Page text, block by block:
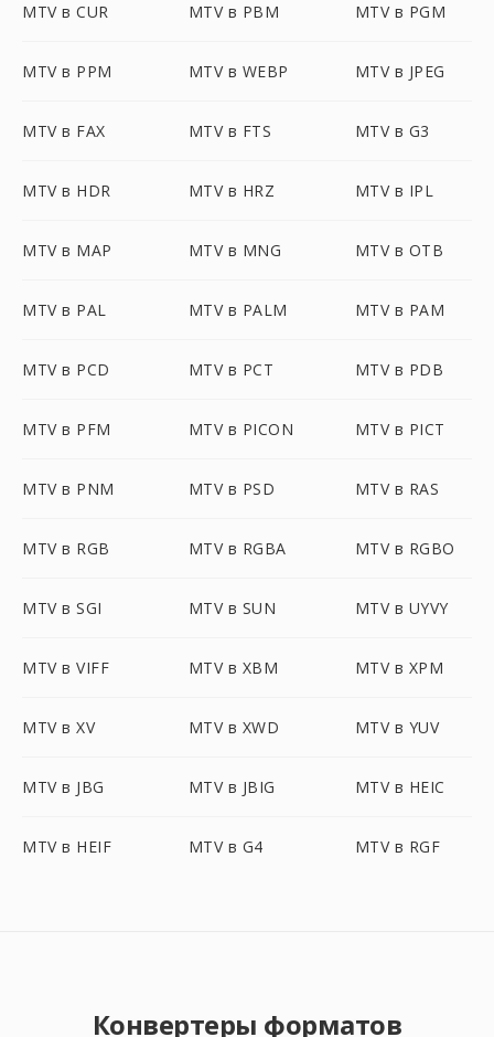
MTV в CUR MTV в PBM MTV в PGM
MTV в PPM MTV в WEBP MTV в JPEG
MTV в FAX MTV в FTS MTV в G3
MTV в HDR MTV в HRZ MTV в IPL
MTV в MAP MTV в MNG MTV в OTB
MTV в PAL MTV в PALM MTV в PAM
MTV в PCD MTV в PCT MTV в PDB
MTV в PFM MTV в PICON MTV в PICT
MTV в PNM MTV в PSD MTV в RAS
MTV в RGB MTV в RGBA MTV в RGBO
MTV в SGI MTV в SUN MTV в UYVY
MTV в VIFF MTV в XBM MTV в XPM
MTV в XV MTV в XWD MTV в YUV
MTV в JBG MTV в JBIG MTV в HEIC
MTV в HEIF MTV в G4 MTV в RGF
Конвертеры форматов